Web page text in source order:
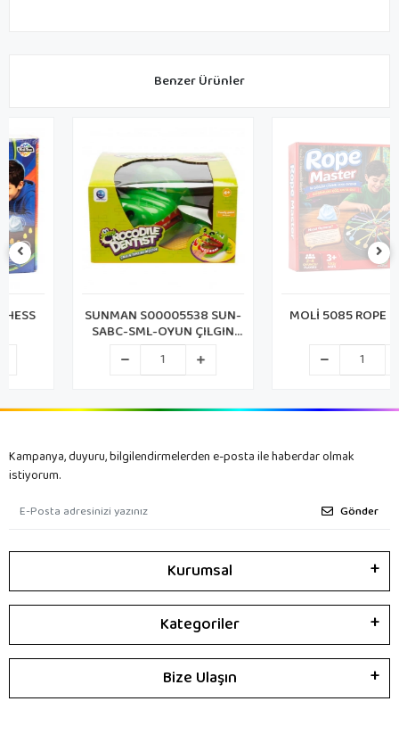
Benzer Ürünler
SUNMAN S00005538 SUN-
SABC-SML-OYUN ÇILGIN
TİMSAH DİŞÇİDE
MOLİ 5085 ROPE MASTER
Kampanya, duyuru, bilgilendirmelerden e-posta ile haberdar olmak
istiyorum.
Gönder
Kurumsal
Kategoriler
Bize Ulaşın